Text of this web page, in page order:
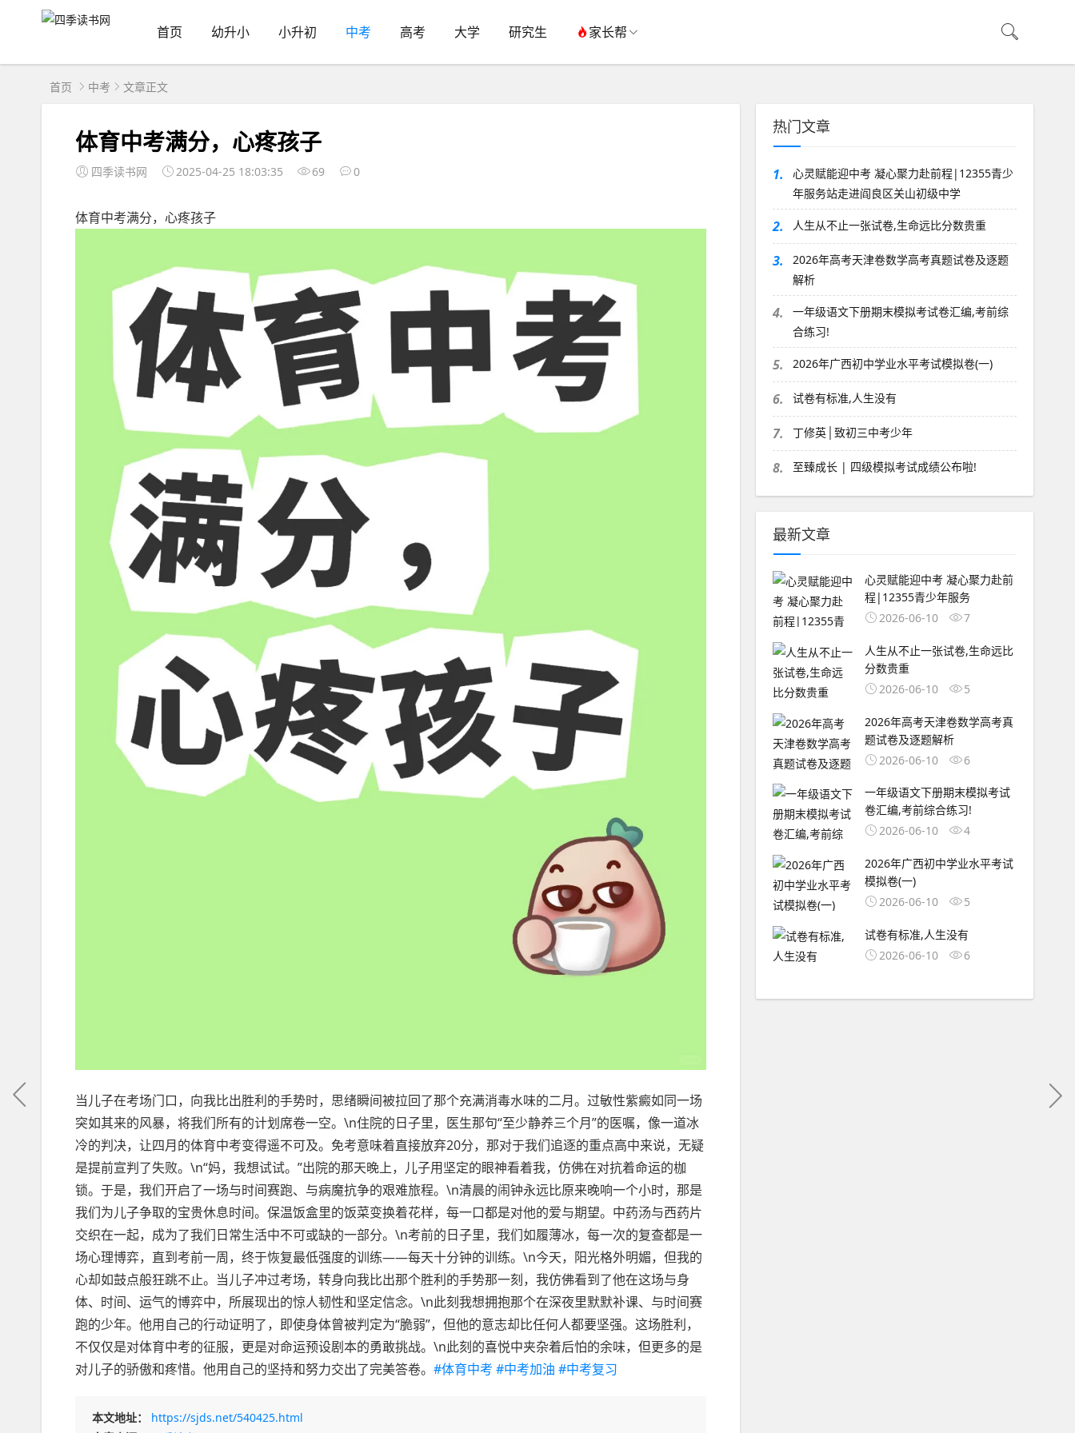
首页 幼升小 小升初 中考 高考 大学 研究生 家长帮
首页 中考 文章正文
体育中考满分，心疼孩子
四季读书网 2025-04-25 18:03:35 69 0
体育中考满分，心疼孩子
当儿子在考场门口，向我比出胜利的手势时，思绪瞬间被拉回了那个充满消毒水味的二月。过敏性紫癜如同一场
突如其来的风暴，将我们所有的计划席卷一空。\n住院的日子里，医生那句“至少静养三个月”的医嘱，像一道冰
冷的判决，让四月的体育中考变得遥不可及。免考意味着直接放弃20分，那对于我们追逐的重点高中来说，无疑
是提前宣判了失败。\n“妈，我想试试。”出院的那天晚上，儿子用坚定的眼神看着我，仿佛在对抗着命运的枷
锁。于是，我们开启了一场与时间赛跑、与病魔抗争的艰难旅程。\n清晨的闹钟永远比原来晚响一个小时，那是
我们为儿子争取的宝贵休息时间。保温饭盒里的饭菜变换着花样，每一口都是对他的爱与期望。中药汤与西药片
交织在一起，成为了我们日常生活中不可或缺的一部分。\n考前的日子里，我们如履薄冰，每一次的复查都是一
场心理博弈，直到考前一周，终于恢复最低强度的训练——每天十分钟的训练。\n今天，阳光格外明媚，但我的
心却如鼓点般狂跳不止。当儿子冲过考场，转身向我比出那个胜利的手势那一刻，我仿佛看到了他在这场与身
体、时间、运气的博弈中，所展现出的惊人韧性和坚定信念。\n此刻我想拥抱那个在深夜里默默补课、与时间赛
跑的少年。他用自己的行动证明了，即使身体曾被判定为“脆弱”，但他的意志却比任何人都要坚强。这场胜利，
不仅仅是对体育中考的征服，更是对命运预设剧本的勇敢挑战。\n此刻的喜悦中夹杂着后怕的余味，但更多的是
对儿子的骄傲和疼惜。他用自己的坚持和努力交出了完美答卷。 #体育中考 #中考加油 #中考复习
本文地址：
https://sjds.net/540425.html
热门文章
1.
心灵赋能迎中考 凝心聚力赴前程|12355青少
年服务站走进阎良区关山初级中学
2. 人生从不止一张试卷,生命远比分数贵重
3.
2026年高考天津卷数学高考真题试卷及逐题
解析
4.
一年级语文下册期末模拟考试卷汇编,考前综
合练习!
5. 2026年广西初中学业水平考试模拟卷(一)
6. 试卷有标准,人生没有
7. 丁修英│致初三中考少年
8. 至臻成长 | 四级模拟考试成绩公布啦!
最新文章
心灵赋能迎中考 凝心聚力赴前
程|12355青少年服务
2026-06-10
7
人生从不止一张试卷,生命远比
分数贵重
2026-06-10
5
2026年高考天津卷数学高考真
题试卷及逐题解析
2026-06-10
6
一年级语文下册期末模拟考试
卷汇编,考前综合练习!
2026-06-10
4
2026年广西初中学业水平考试
模拟卷(一)
2026-06-10
5
试卷有标准,人生没有
2026-06-10
6